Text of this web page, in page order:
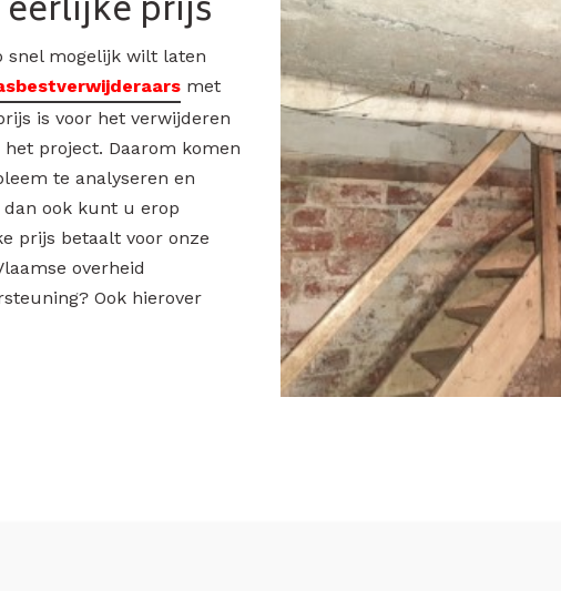
prijs
snel mogelijk wilt laten
met
is voor het verwijderen
project. Daarom komen
te analyseren en
ook kunt u erop
prijs betaalt voor onze
overheid
Ook hierover